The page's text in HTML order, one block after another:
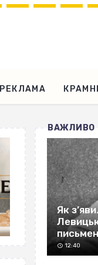
РЕКЛАМА
ВАЖЛИВО
Як
12:40